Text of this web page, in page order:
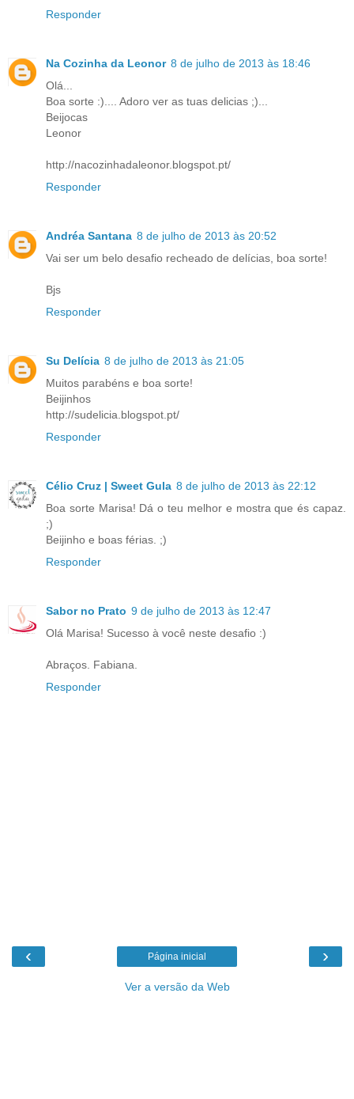
Responder
Na Cozinha da Leonor 8 de julho de 2013 às 18:46
Olá...
Boa sorte :).... Adoro ver as tuas delicias ;)...
Beijocas
Leonor
http://nacozinhadaleonor.blogspot.pt/
Responder
Andréa Santana 8 de julho de 2013 às 20:52
Vai ser um belo desafio recheado de delícias, boa sorte!
Bjs
Responder
Su Delícia 8 de julho de 2013 às 21:05
Muitos parabéns e boa sorte!
Beijinhos
http://sudelicia.blogspot.pt/
Responder
Célio Cruz | Sweet Gula 8 de julho de 2013 às 22:12
Boa sorte Marisa! Dá o teu melhor e mostra que és capaz.
;)
Beijinho e boas férias. ;)
Responder
Sabor no Prato 9 de julho de 2013 às 12:47
Olá Marisa! Sucesso à você neste desafio :)
Abraços. Fabiana.
Responder
‹ ›
Página inicial
Ver a versão da Web